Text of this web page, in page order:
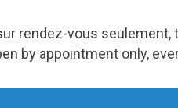
rendez-vous
by appointment only,